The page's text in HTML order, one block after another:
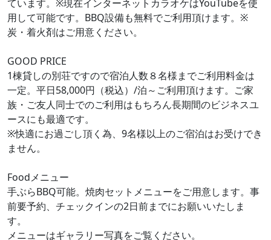
ています。※現在インターネットカラオケはYouTubeを使
用して可能です。BBQ設備も無料でご利用頂けます。※
炭・着火剤はご用意ください。
GOOD PRICE
1棟貸しの別荘ですので宿泊人数８名様までご利用料金は
一定。平日58,000円（税込）/泊～ご利用頂けます。ご家
族・ご友人同士でのご利用はもちろん長期間のビジネスユ
ースにも最適です。
※快適にお過ごし頂く為、9名様以上のご宿泊はお受けでき
ません。
Foodメニュー
手ぶらBBQ可能。焼肉セットメニューをご用意します。事
前要予約、チェックインの2日前までにお願いいたしま
す。
メニューはギャラリー写真をご覧ください。